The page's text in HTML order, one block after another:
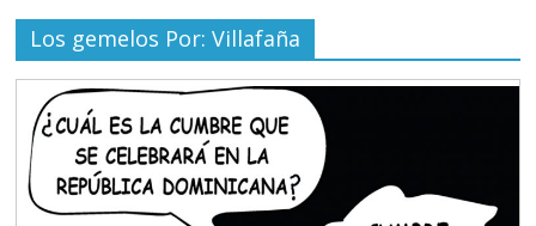
Los gemelos Por: Villafaña